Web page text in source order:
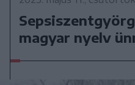
magyar nyelv